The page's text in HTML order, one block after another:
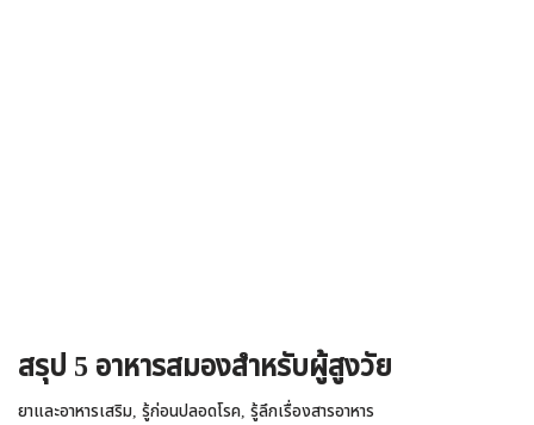
สรุป 5 อาหารสมองสำหรับผู้สูงวัย
ยาและอาหารเสริม, รู้ก่อนปลอดโรค, รู้ลึกเรื่องสารอาหาร